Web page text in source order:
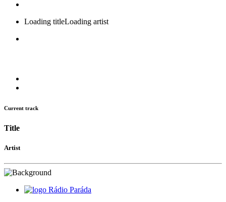
Loading titleLoading artist
Current track
Title
Artist
Rádio Paráda